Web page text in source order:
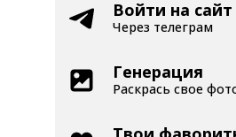
Войти на сайт
Через телеграм
Генерация
Раскрась свое